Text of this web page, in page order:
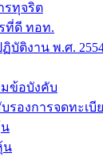
รทุจริต
ที่ดี ทอท.
บัติงาน พ.ศ.
ข้อบังคับ
รองการจดทะเ
น